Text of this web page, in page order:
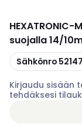
HEXATRONIC-
suojalla 14/
Kopioi
Sähkönro
Kirjaudu sisään
tehdäksesi